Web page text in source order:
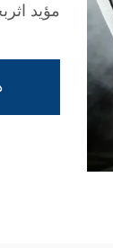
مؤید